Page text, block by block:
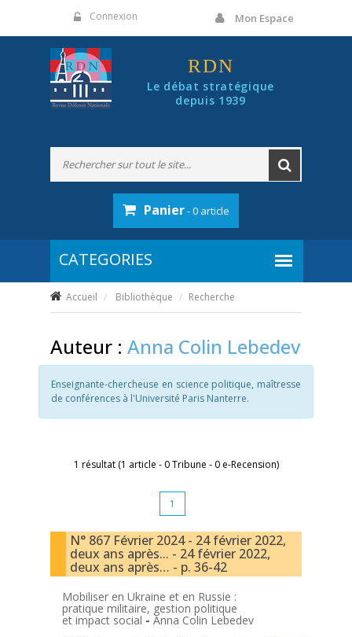
Connexion Mon Espace
RDN
Le débat stratégique
depuis 1939
Panier- 0 article
Accueil Bibliothèque Recherche
Auteur : Anna Colin Lebedev
Enseignante-chercheuse en science politique, maîtresse
de conférences à l'Université Paris Nanterre.
1 résultat (1 article - 0 Tribune - 0 e-Recension)
1
N° 867 Février 2024 - 24 février 2022,
deux ans après... - 24 février 2022,
deux ans après… - p. 36-42
Mobiliser en Ukraine et en Russie :
pratique militaire, gestion politique
et impact social - Anna Colin Lebedev